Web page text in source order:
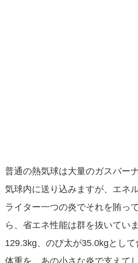
普通の熱気球は大量のガスバー
気球内に送り込みますが、エネ
ライター一つの炎でそれを賄っ
ら、省エネ性能は群を抜いてい
129.3kg、のび太が35.0kgとして
体重を、あの小さな炎で支えて